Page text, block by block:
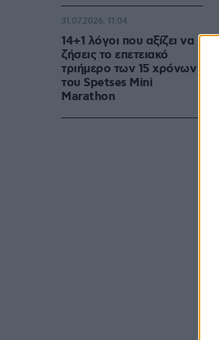
14+1 λόγοι που αξίζει να
ζήσεις το επετειακό
τριήμερο των 15 χρόνων
του Spetses Mini
Marathon
31.07.2026, 11:04